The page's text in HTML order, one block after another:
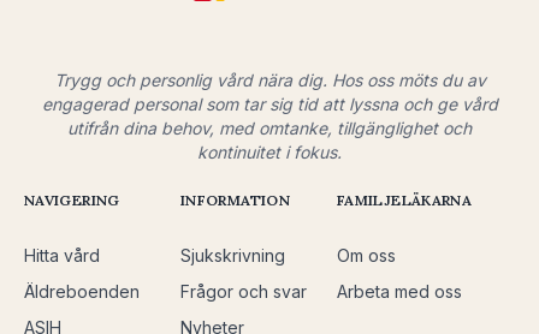
Trygg och personlig vård nära dig. Hos oss möts du av
engagerad personal som tar sig tid att lyssna och ge vård
utifrån dina behov, med omtanke, tillgänglighet och
kontinuitet i fokus.
NAVIGERING
Hitta vård
Äldreboenden
ASIH
INFORMATION
Sjukskrivning
Frågor och svar
Nyheter
FAMILJELÄKARNA
Om oss
Arbeta med oss